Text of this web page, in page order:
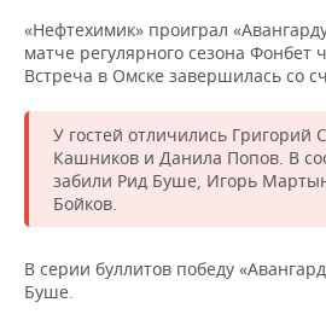
ONLINE-КОНФЕРЕНЦИИ
ОТКРЫТАЯ ЛЕКЦИЯ
ХОККЕЙ
БАСКЕТБОЛ
ВОЛЕЙБОЛ
КИБЕРСПОРТ
ФИГУРНОЕ КАТАНИЕ
ВЛАСТЬ
ИНФРАСТРУКТУРА
ИСТОРИЯ
КУЛЬТУРА
МЕДИЦИНА
СЮЖЕТЫ
СПРАВОЧНИК
СПИСОК ПЕРСОН
СПИСОК КОМПАНИЙ
ПОЛНАЯ ВЕРСИЯ
«Нефтехимик» проиграл
матче регулярного сезона Фонбет
Встреча в Омске завершилась со
У гостей отличились Григорий
Кашников и Данила Попов. В
забили Рид Буше, Игорь
Бойков.
В серии буллитов победу
Буше.